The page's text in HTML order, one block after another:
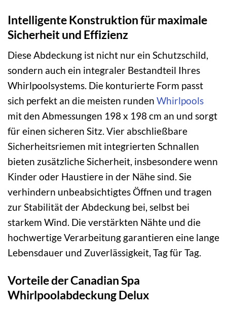
Intelligente Konstruktion für maximale
Sicherheit und Effizienz
Diese Abdeckung ist nicht nur ein Schutzschild,
sondern auch ein integraler Bestandteil Ihres
Whirlpoolsystems. Die konturierte Form passt
sich perfekt an die meisten runden Whirlpools
mit den Abmessungen 198 x 198 cm an und sorgt
für einen sicheren Sitz. Vier abschließbare
Sicherheitsriemen mit integrierten Schnallen
bieten zusätzliche Sicherheit, insbesondere wenn
Kinder oder Haustiere in der Nähe sind. Sie
verhindern unbeabsichtigtes Öffnen und tragen
zur Stabilität der Abdeckung bei, selbst bei
starkem Wind. Die verstärkten Nähte und die
hochwertige Verarbeitung garantieren eine lange
Lebensdauer und Zuverlässigkeit, Tag für Tag.
Vorteile der Canadian Spa
Whirlpoolabdeckung Delux